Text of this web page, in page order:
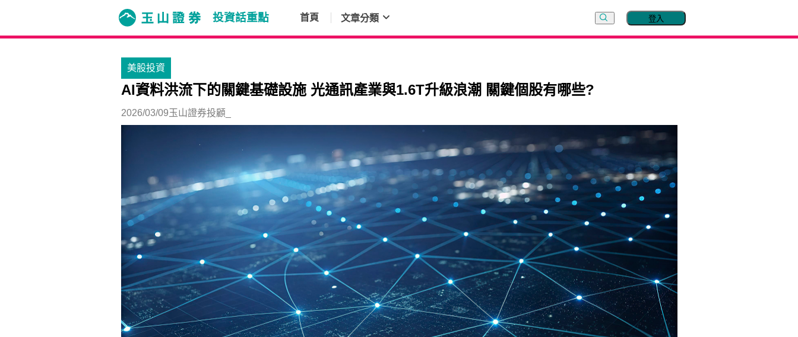
投資話重點 首頁 文章分類 登入
美股投資
AI資料洪流下的關鍵基礎設施 光通訊產業與1.6T升級浪潮 關鍵個股有哪些?
2026/03/09玉山證券投顧_